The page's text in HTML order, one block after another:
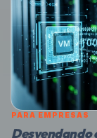
PARA EMPRESAS
Desvendando